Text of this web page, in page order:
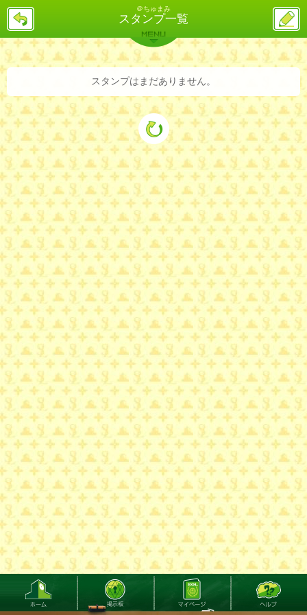
＠ちゅまみ
スタンプ一覧
戻
ス
投
稿
バックナンバー 詳細検索 ランキング
MENU
スタンプはまだありません。